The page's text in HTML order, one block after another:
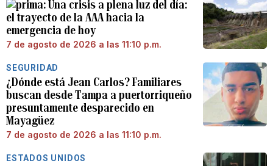
Una crisis a plena luz del día:
el trayecto de la AAA hacia la
emergencia de hoy
7 de agosto de 2026 a las 11:10 p.m.
SEGURIDAD
¿Dónde está Jean Carlos? Familiares
buscan desde Tampa a puertorriqueño
presuntamente desparecido en
Mayagüez
7 de agosto de 2026 a las 11:10 p.m.
ESTADOS UNIDOS